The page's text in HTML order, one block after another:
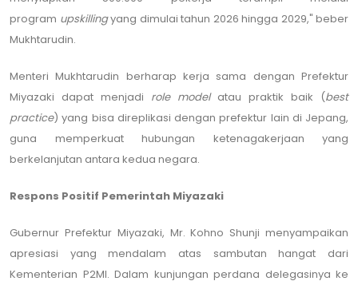
program upskillingyang dimulai tahun 2026 hingga 2029," beber
Mukhtarudin.
Menteri Mukhtarudin berharap kerja sama dengan Prefektur
Miyazaki dapat menjadi role modelatau praktik baik (best
practice) yang bisa direplikasi dengan prefektur lain di Jepang,
guna memperkuat hubungan ketenagakerjaan yang
berkelanjutan antara kedua negara.
Respons Positif Pemerintah Miyazaki
Gubernur Prefektur Miyazaki, Mr. Kohno Shunji menyampaikan
apresiasi yang mendalam atas sambutan hangat dari
Kementerian P2MI. Dalam kunjungan perdana delegasinya ke